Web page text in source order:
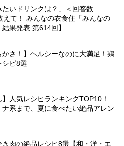
たいドリンクは？」＜回答数
えて！ みんなの衣食住「みんなの
果発表 第614回】
かさ！】ヘルシーなのに大満足！鶏
シピ8選
】人気レシピランキングTOP10！
ナ系まで、夏に食べたい絶品アレン
き肉の絶品レシピ8選【和・洋・エ